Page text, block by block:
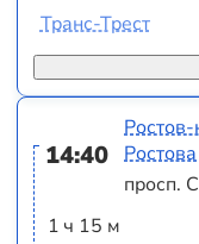
Транс-Трест
14:40
1 ч 15 м
Ростова
просп.